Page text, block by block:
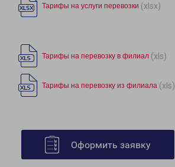
Тарифы на услуги перевозки (xlsx)
Тарифы на перевозку в филиал (xls)
Тарифы на перевозку из филиала (xls)
Оформить заявку